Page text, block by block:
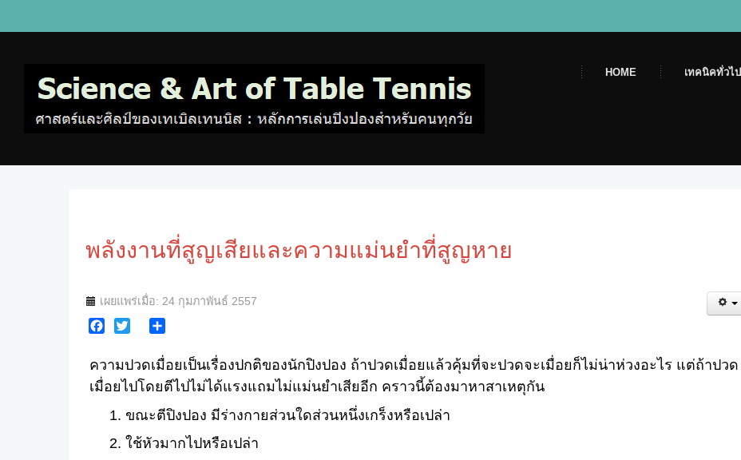
HOME เทคนิคทั่วไป
พลังงานที่สูญเสียและความแม่นยำที่สูญหาย
เผยแพร่เมื่อ: 24 กุมภาพันธ์ 2557
ความปวดเมื่อยเป็นเรื่องปกติของนักปิงปอง ถ้าปวดเมื่อยแล้วคุ้มที่จะปวดจะเมื่อยก็ไม่น่าห่วงอะไร แต่ถ้าปวด
เมื่อยไปโดยตีไปไม่ได้แรงแถมไม่แม่นยำเสียอีก คราวนี้ต้องมาหาสาเหตุกัน
ขณะตีปิงปอง มีร่างกายส่วนใดส่วนหนึ่งเกร็งหรือเปล่า
ใช้หัวมากไปหรือเปล่า